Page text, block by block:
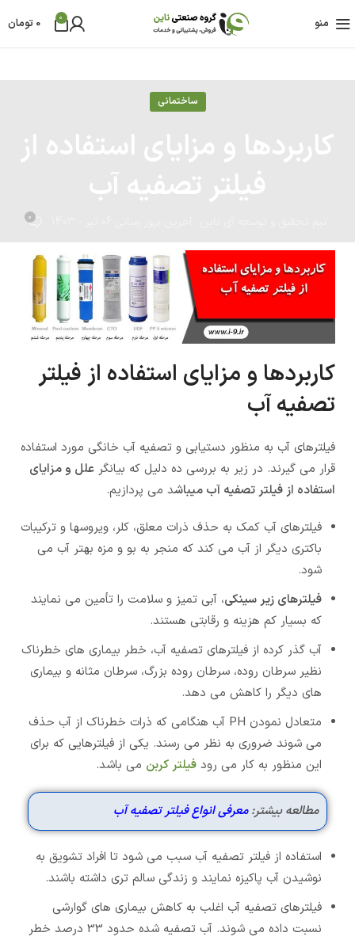
منو 0
0 تومان
ساختمانی
0
کاربردها و مزایای استفاده از فیلتر
تصفیه آب
فیلترهای آب به منظور دستیابی و تصفیه آب خانگی مورد استفاده
قرار می گیرند. در زیر به بررسی ده دلیل که بیانگر علل و مزایای
استفاده از فیلتر تصفیه آب میباشد می پردازیم.
فیلترهای آب کمک به حذف ذرات معلق، کلر، ویروسها و ترکیبات
باکتری دیگر از آب می کند که منجر به بو و مزه بهتر آب می
شود.
فیلترهای زیر سینکی، آبی تمیز و سلامت را تأمین می نمایند
که بسیار کم هزینه و رقابتی هستند.
آب گذر کرده از فیلترهای تصفیه آب، خطر بیماری های خطرناک
نظیر سرطان روده، سرطان روده بزرگ، سرطان مثانه و بیماری
های دیگر را کاهش می دهد.
متعادل نمودن PH آب هنگامی که ذرات خطرناک از آب حذف
می شوند ضروری به نظر می رسند. یکی از فیلترهایی که برای
این منظور به کار می رود فیلتر کربن می باشد.
مطالعه بیشتر:معرفی انواع فیلتر تصفیه آب
استفاده از فیلتر تصفیه آب سبب می شود تا افراد تشویق به
نوشیدن آب پاکیزه نمایند و زندگی سالم تری داشته باشند.
فیلترهای تصفیه آب اغلب به کاهش بیماری های گوارشی
نسبت داده می شوند. آب تصفیه شده حدود 33 درصد خطر